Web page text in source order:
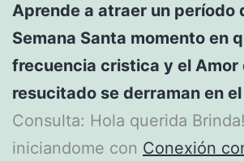
Aprende a atraer un período
Semana Santa momento en
frecuencia cristica y el Amor
resucitado se derraman en
Consulta: Hola querida
iniciandome con Conexión